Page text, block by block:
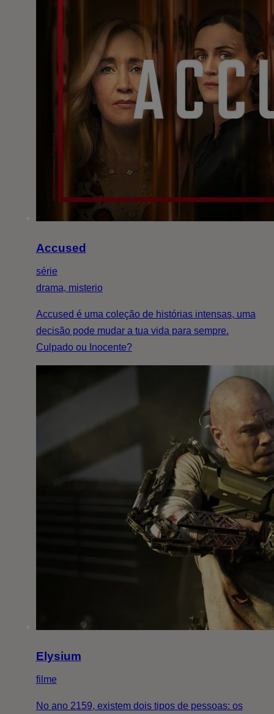
Accused
série
drama, misterio
Accused é uma coleção de histórias intensas, uma
decisão pode mudar a tua vida para sempre.
Culpado ou Inocente?
Elysium
filme
No ano 2159, existem dois tipos de pessoas: os